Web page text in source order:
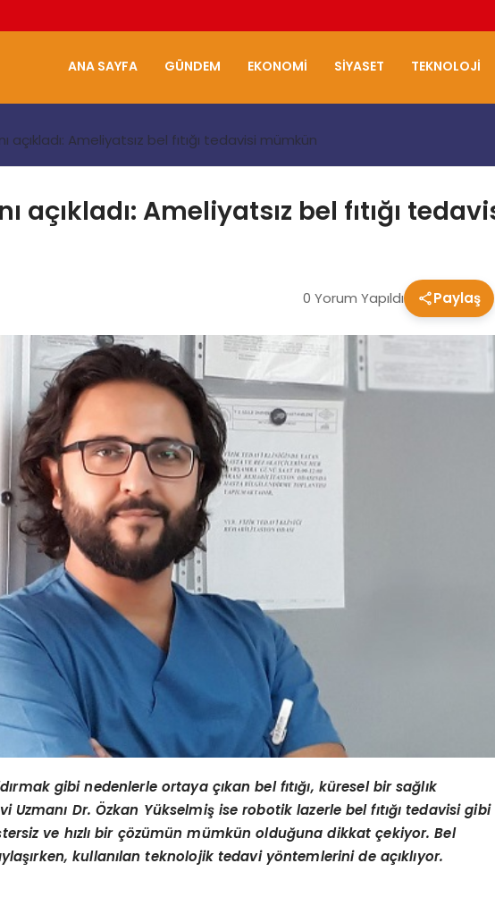
ANA SAYFA GÜNDEM EKONOMI SIYASET TEKNOLOJI
açıkladı: Ameliyatsız bel fıtığı tedavisi mümkün
açıkladı: Ameliyatsız bel fıtığı
0 Yorum Yapıldı Paylaş
gibi nedenlerle ortaya çıkan bel fıtığı, küresel bir sağlık
Uzmanı Dr. Özkan Yükselmiş ise robotik lazerle bel fıtığı tedavisi gibi
ve hızlı bir çözümün mümkün olduğuna dikkat çekiyor. Bel
kullanılan teknolojik tedavi yöntemlerini de açıklıyor.